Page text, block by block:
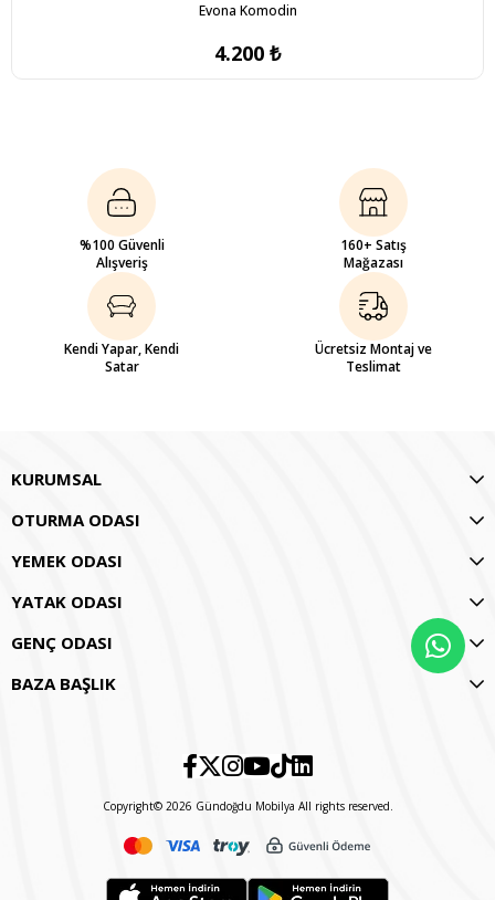
Evona Komodin
4.200 ₺
%100 Güvenli
Alışveriş
160+ Satış
Mağazası
Kendi Yapar, Kendi
Satar
Ücretsiz Montaj ve
Teslimat
KURUMSAL
OTURMA ODASI
YEMEK ODASI
YATAK ODASI
GENÇ ODASI
BAZA BAŞLIK
Copyright© 2026 Gündoğdu Mobilya All rights reserved.